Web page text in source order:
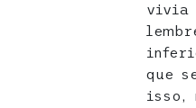
vivia
que
isso,